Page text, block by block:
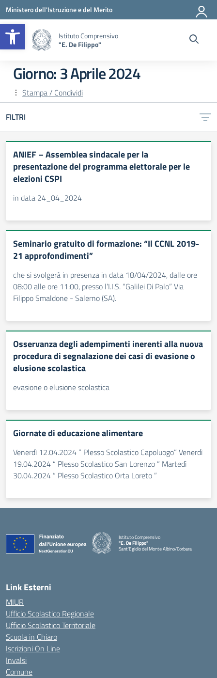
Apri la barra degli strumenti
Vai ai contenuti
Vai al menu di navigazione
Vai al footer
Ministero dell'Istruzione e del Merito
Istituto Comprensivo
"E. De Filippo"
Giorno:3 Aprile 2024
Stampa / Condividi
FILTRI
ANIEF – Assemblea sindacale per la
presentazione del programma elettorale per le
elezioni CSPI
in data 24_04_2024
Seminario gratuito di formazione: “Il CCNL 2019-
21 approfondimenti”
che si svolgerà in presenza in data 18/04/2024, dalle ore
08:00 alle ore 11:00, presso l’I.I.S. “Galilei Di Palo” Via
Filippo Smaldone - Salerno (SA).
Osservanza degli adempimenti inerenti alla nuova
procedura di segnalazione dei casi di evasione o
elusione scolastica
evasione o elusione scolastica
Giornate di educazione alimentare
Venerdì 12.04.2024 “ Plesso Scolastico Capoluogo” Venerdì
19.04.2024 “ Plesso Scolastico San Lorenzo ” Martedì
30.04.2024 “ Plesso Scolastico Orta Loreto ”
Istituto Comprensivo
"E. De Filippo"
Sant'Egidio del Monte Albino/Corbara
Link Esterni
MIUR
Ufficio Scolastico Regionale
Ufficio Scolastico Territoriale
Scuola in Chiaro
Iscrizioni On Line
Invalsi
Comune